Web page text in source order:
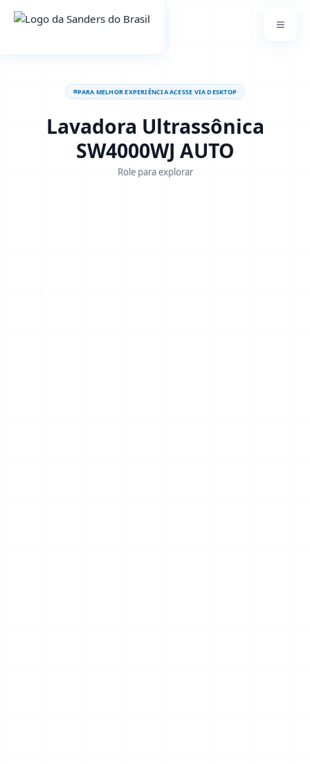
PARA MELHOR EXPERIÊNCIA ACESSE VIA DESKTOP
Lavadora Ultrassônica
SW4000WJ AUTO
Role para explorar